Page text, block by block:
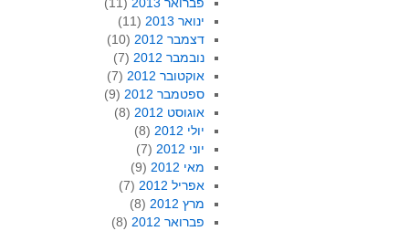
ינואר 2013
(11)
דצמבר 2012
(10)
נובמבר 2012
(7)
אוקטובר 2012
(7)
ספטמבר 2012
(9)
אוגוסט 2012
(8)
יולי 2012
(8)
יוני 2012
(7)
מאי 2012
(9)
אפריל 2012
(7)
מרץ 2012
(8)
פברואר 2012
(8)